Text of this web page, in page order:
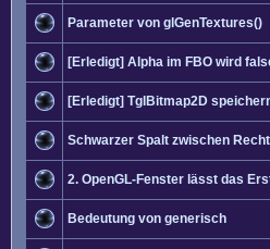
Parameter von glGenTextures()
[Erledigt] Alpha im FBO wird
[Erledigt] TglBitmap2D
Schwarzer Spalt zwischen
2. OpenGL-Fenster lässt das
Bedeutung von generisch